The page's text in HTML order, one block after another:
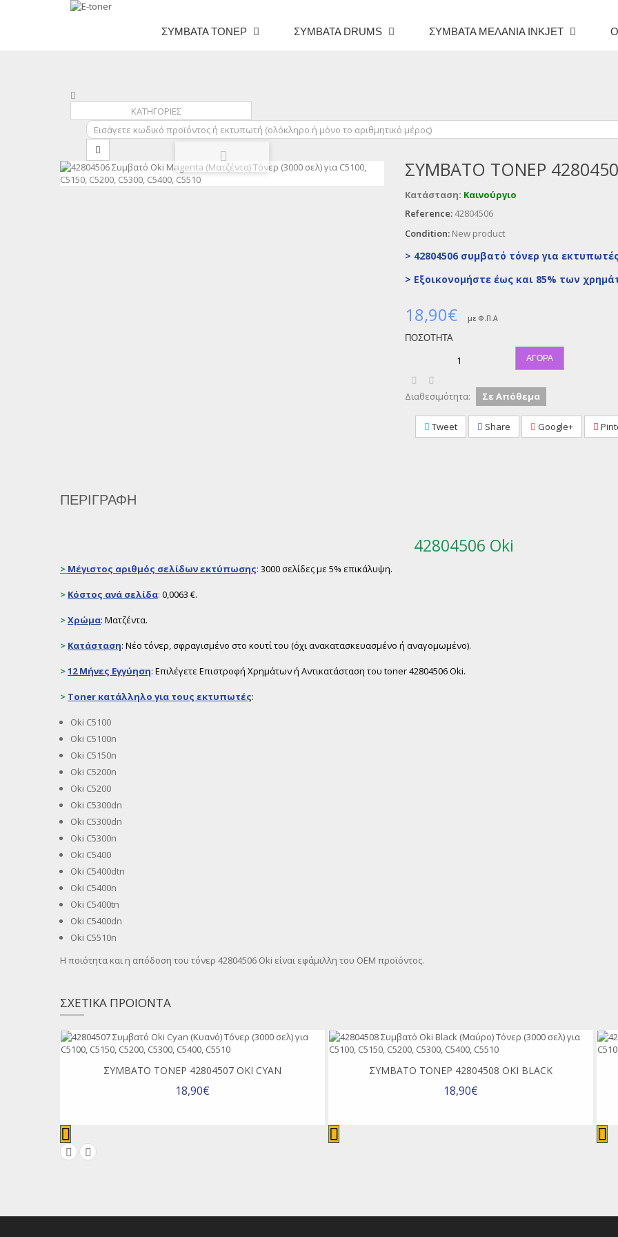
ΣΥΜΒΑΤΆ ΤΌΝΕΡ ΣΥΜΒΑΤΆ DRUMS ΣΥΜΒΑΤΆ ΜΕΛΆΝΙΑ INKJET
ΚΑΤΗΓΟΡΙΕΣ
ΣΥΜΒΑΤΌ ΤΌΝΕΡ
Κατάσταση: Καινούργιο
Reference:42804506
Condition: New product
> 42804506 συμβατό τόνερ για
> Εξοικονομήστε έως και 85% των
18,90€ με Φ.Π.Α
ΠΟΣΌΤΗΤΑ
ΑΓΟΡΆ
Διαθεσιμότητα: Σε Απόθεμα
Tweet Share Google+
ΠΕΡΙΓΡΑΦΉ
42804506 Oki
> Μέγιστος αριθμός σελίδων εκτύπωσης: 3000 σελίδες με 5% επικάλυψη.
> Κόστος ανά σελίδα: 0,0063 €.
>Χρώμα: Ματζέντα.
> Κατάσταση: Νέο τόνερ, σφραγισμένο στο κουτί του (όχι ανακατασκευασμένο ή αναγομωμένο).
>12 Μήνες Εγγύηση: Επιλέγετε Επιστροφή Χρημάτων ή Αντικατάσταση του toner 42804506 Oki.
> Toner κατάλληλο για τους εκτυπωτές:
Oki C5100
Oki C5100n
Oki C5150n
Oki C5200n
Oki C5200
Oki C5300dn
Oki C5300dn
Oki C5300n
Oki C5400
Oki C5400dtn
Oki C5400n
Oki C5400tn
Oki C5400dn
Oki C5510n
Η ποιότητα και η απόδοση του τόνερ 42804506 Oki είναι εφάμιλλη του OEM προϊόντος.
ΣΧΕΤΙΚΑ ΠΡΟΙΟΝΤΑ
ΣΥΜΒΑΤΌ ΤΌΝΕΡ 42804507 OKI CYAN
18,90€
ΣΥΜΒΑΤΌ ΤΌΝΕΡ 42804508 OKI BLACK
18,90€